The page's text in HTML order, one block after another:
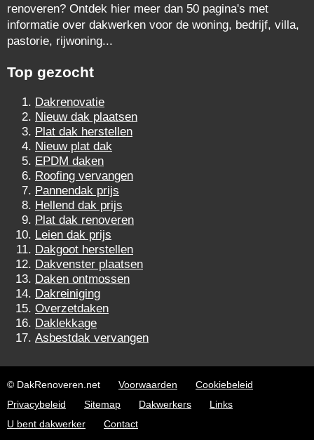
renoveren? Ontdek hier meer dan 50 pagina's met
informatie over dakwerken voor de woning, bedrijf, villa,
pastorie, rijwoning...
Top gezocht
Dakrenovatie
Nieuw dak plaatsen
Plat dak herstellen
Nieuw plat dak
EPDM daken
Roofing vervangen
Pannendak prijs
Hellend dak prijs
Plat dak renoveren
Leien dak prijs
Dakgoot herstellen
Dakvenster plaatsen
Daken ontmossen
Dakreiniging
Overzetdaken
Daklekkage
Asbestdak vervangen
© DakRenoveren.net Voorwaarden
Cookiebeleid
Privacybeleid
Sitemap Dakwerkers
Links
U bent dakwerker
Contact